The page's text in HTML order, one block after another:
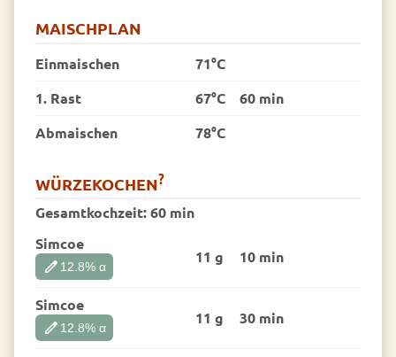
MAISCHPLAN
Einmaischen
71°C
1. Rast
67°C
60 min
Abmaischen
78°C
WÜRZEKOCHEN?
Gesamtkochzeit:60 min
Simcoe
edit 12.8% α
11 g 10 min
Simcoe
edit 12.8% α
11 g 30 min